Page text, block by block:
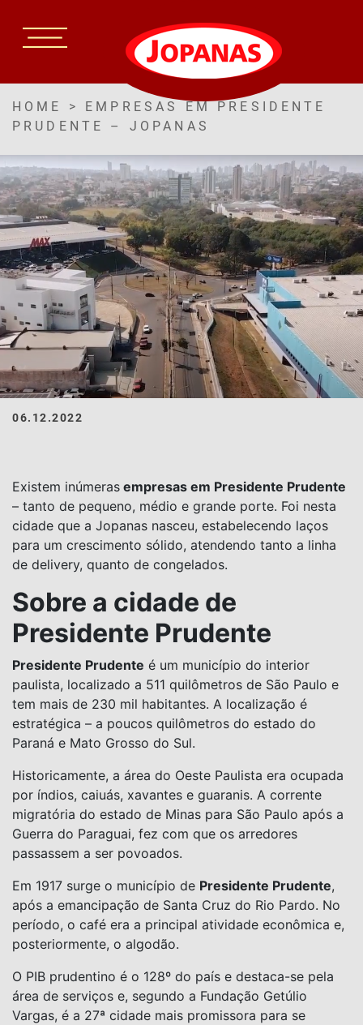
HOME > EMPRESAS EM PRESIDENTE
PRUDENTE – JOPANAS
06.12.2022
Existem inúmeras empresas em Presidente Prudente
– tanto de pequeno, médio e grande porte. Foi nesta
cidade que a Jopanas nasceu, estabelecendo laços
para um crescimento sólido, atendendo tanto a linha
de delivery, quanto de congelados.
Sobre a cidade de
Presidente Prudente
Presidente Prudente é um município do interior
paulista, localizado a 511 quilômetros de São Paulo e
tem mais de 230 mil habitantes. A localização é
estratégica – a poucos quilômetros do estado do
Paraná e Mato Grosso do Sul.
Historicamente, a área do Oeste Paulista era ocupada
por índios, caiuás, xavantes e guaranis. A corrente
migratória do estado de Minas para São Paulo após a
Guerra do Paraguai, fez com que os arredores
passassem a ser povoados.
Em 1917 surge o município de Presidente Prudente,
após a emancipação de Santa Cruz do Rio Pardo. No
período, o café era a principal atividade econômica e,
posteriormente, o algodão.
O PIB prudentino é o 128º do país e destaca-se pela
área de serviços e, segundo a Fundação Getúlio
Vargas, é a 27ª cidade mais promissora para se